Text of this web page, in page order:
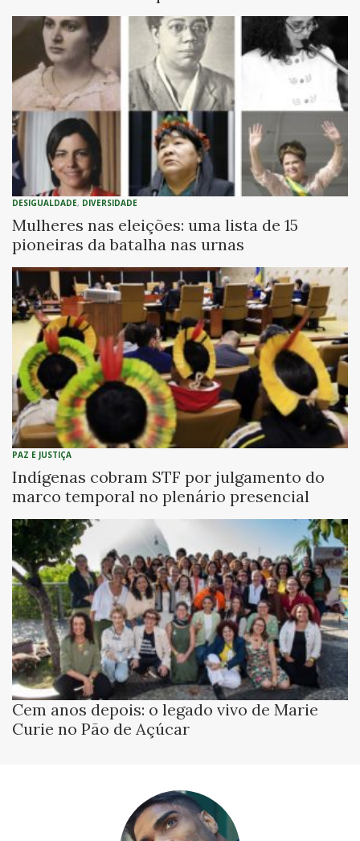
DESIGUALDADE, DIVERSIDADE
Mulheres nas eleições: uma lista de 15
pioneiras da batalha nas urnas
PAZ E JUSTIÇA
Indígenas cobram STF por julgamento do
marco temporal no plenário presencial
Cem anos depois: o legado vivo de Marie
Curie no Pão de Açúcar